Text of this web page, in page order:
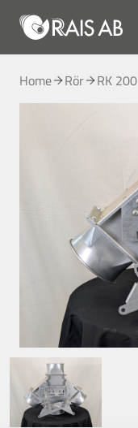
Home Rör RK 200